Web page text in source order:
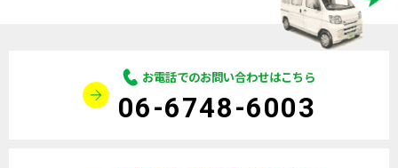
お電話でのお問い合わせはこちら
06-6748-6003